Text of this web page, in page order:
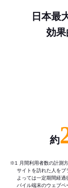
日本最
効果
約
※1 月間利用者数の計測方
サイトを訪れた人をブ
よっては一定期間経
バイル端末のウェブ